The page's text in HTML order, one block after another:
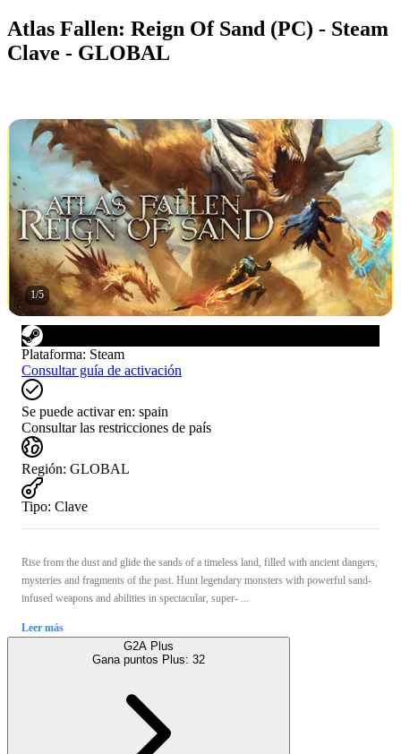
Atlas Fallen: Reign Of Sand (PC) - Steam
Clave - GLOBAL
1/5
Plataforma: Steam
Consultar guía de activación
Se puede activar en: spain
Consultar las restricciones de país
Región: GLOBAL
Tipo: Clave
Rise from the dust and glide the sands of a timeless land, filled with ancient dangers,
mysteries and fragments of the past. Hunt legendary monsters with powerful sand-
infused weapons and abilities in spectacular, super- ...
Leer más
G2A Plus
Gana puntos Plus: 32